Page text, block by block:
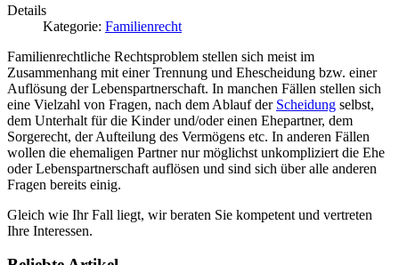
Details
Kategorie: Familienrecht
Familienrechtliche Rechtsproblem stellen sich meist im
Zusammenhang mit einer Trennung und Ehescheidung bzw. einer
Auflösung der Lebenspartnerschaft. In manchen Fällen stellen sich
eine Vielzahl von Fragen, nach dem Ablauf der Scheidung selbst,
dem Unterhalt für die Kinder und/oder einen Ehepartner, dem
Sorgerecht, der Aufteilung des Vermögens etc. In anderen Fällen
wollen die ehemaligen Partner nur möglichst unkompliziert die Ehe
oder Lebenspartnerschaft auflösen und sind sich über alle anderen
Fragen bereits einig.
Gleich wie Ihr Fall liegt, wir beraten Sie kompetent und vertreten
Ihre Interessen.